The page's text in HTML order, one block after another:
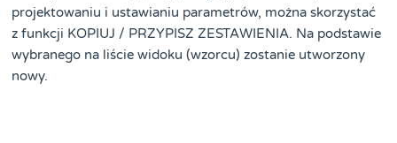
projektowaniu i ustawianiu parametrów, można skorzystać
z funkcji KOPIUJ / PRZYPISZ ZESTAWIENIA. Na podstawie
wybranego na liście widoku (wzorcu) zostanie utworzony
nowy.